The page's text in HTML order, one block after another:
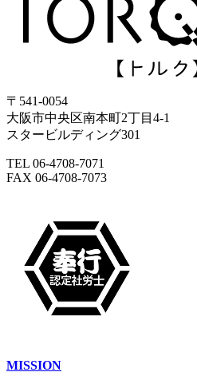
〒541-0054
大阪市中央区南本町2丁目4-1
スタービルディング301
TEL 06-4708-7071
FAX 06-4708-7073
MISSION